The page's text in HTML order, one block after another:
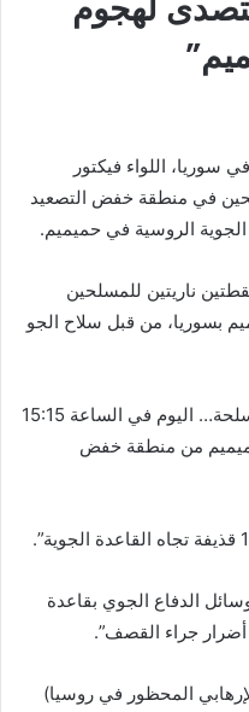
لهجوم
اللواء فيكتور
في منطقة خفض التصعيد
الروسية في حميميم.
ناريتين للمسلحين
بسوريا، من قبل سلاح الجو
وتابع بقوله: “حاولت المجموعات المسلحة… اليوم في الساعة 15:15
من منطقة خفض
الدفاع الجوي بقاعدة
جراء القصف”.
المحظور في روسيا)